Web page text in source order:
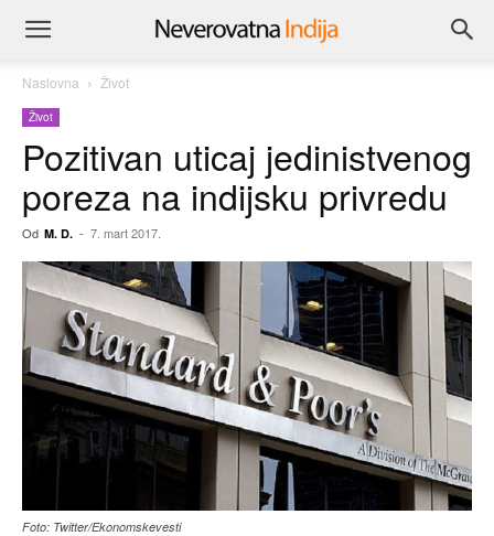
Naslovna Život
Život
Pozitivan uticaj jedinistvenog
poreza na indijsku privredu
Od M. D. - 7. mart 2017.
Foto: Twitter/Ekonomskevesti